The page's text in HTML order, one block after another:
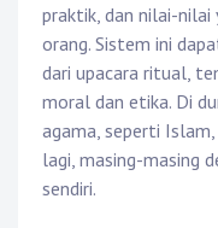
praktik, dan nilai-nilai
orang. Sistem ini
dari upacara ritual,
moral dan etika. Di
agama, seperti
lagi, masing-masing
sendiri.